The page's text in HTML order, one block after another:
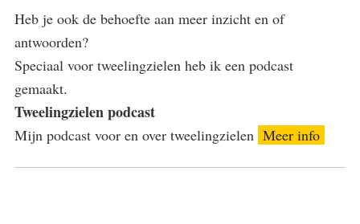
Heb je ook de behoefte aan meer inzicht en of
antwoorden?
Speciaal voor tweelingzielen heb ik een podcast
gemaakt.
Tweelingzielen podcast
Mijn podcast voor en over tweelingzielen Meer info